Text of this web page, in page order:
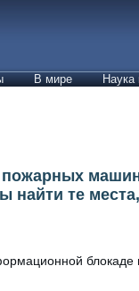
В мире Наука
пожарных
найти те